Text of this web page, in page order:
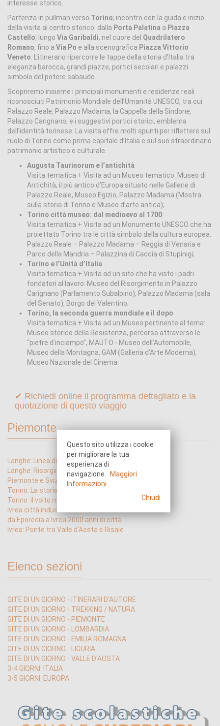
interesse storico.
Partenza in pullman verso Torino; incontro con la guida e inizio
della visita al centro storico: dalla Porta Palatina a Piazza
Castello, lungo Via Garibaldi, nel cuore del Quadrilatero
Romano, fino a Via Po e alla scenografica Piazza Vittorio
Veneto . L'itinerario ripercorre le tappe della storia d’Italia tra
eleganza barocca, grandi piazze, portici secolari e palazzi
simbolo del potere sabaudo.
Scopriremo insieme i principali monumenti e residenze reali
riconosciuti Patrimonio Mondiale dell’Umanità UNESCO, tra cui
Palazzo Reale, Palazzo Madama, la Cappella della Sindone,
Palazzo Carignano, e i suggestivi portici storici, emblema
dell’identità torinese. La visita offre molti spunti per riflettere sul
ruolo di Torino come prima capitale d’Italia e sul suo straordinario
patrimonio artistico e culturale.
Augusta Taurinorum e l’antichità
Visita tematica + Visita ad un Museo tematico: Museo di
Antichità, il più antico d’Europa situato nelle Gallerie di
Palazzo Reale, Museo Egizio, Palazzo Madama (Mostra
sulla storia di Torino e Museo d’arte antica);
Torino città museo: dal medioevo al 1700
Visita tematica + Visita ad un Monumento UNESCO che ha
proiettato Torino tra le città simbolo della cultura europea:
Palazzo Reale – Palazzo Madama – Reggia di Venaria e
Parco della Mandria – Palazzina di Caccia di Stupinigi;
Torino e l’Unità d’Italia
Visita tematica + Visita ad un sito che ha visto i padri
fondatori al lavoro: Museo del Risorgimento in Palazzo
Carignano (Parlamento Subalpino), Palazzo Madama (sala
del Senato), Borgo del Valentino;
Torino, la seconda guerra mondiale e il dopo
Visita tematica + Visita ad un Museo pertinente al tema:
Museo storico della Resistenza, percorso attraverso le
“pietre d’inciampo”, MAUTO - Museo dell’Automobile,
Museo della Montagna, GAM (Galleria d’Arte Moderna),
Museo Nazionale del Cinema.
✔ Richiedi online il programma dettagliato e la
quotazione di questo viaggio
Piemonte
Langhe: Linea del Tempo
Langhe: Risorgimento e Economia
Piemonte e Svizzera in Trenino Blu
Torino: La storia siamo noi
Torino: il volto moderno
Ivrea città industriale del XX Secolo
da Eporedia a Ivrea 2000 anni di città
Ivrea: Ponte tra Valle d'Aosta e Risaie
Elenco sezioni
GITE DI UN GIORNO - ITINERARI D'AUTORE
GITE DI UN GIORNO - TREKKING / NATURA
GITE DI UN GIORNO - PIEMONTE
GITE DI UN GIORNO - LOMBARDIA
GITE DI UN GIORNO - EMILIA ROMAGNA
GITE DI UN GIORNO - LIGURIA
GITE DI UN GIORNO - VALLE D'AOSTA
3-4 GIORNI: ITALIA
3-5 GIORNI: EUROPA
Questo sito utilizza i cookie
per migliorare la tua
esperienza di
navigazione.
Maggiori
Informazioni
Chiudi